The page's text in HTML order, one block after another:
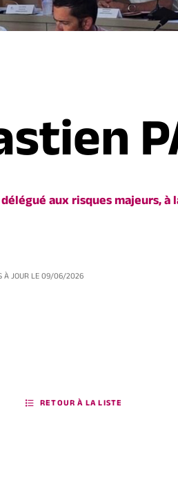
aux risques majeurs,
À JOUR LE09/06/2026
RETOUR À LA LISTE